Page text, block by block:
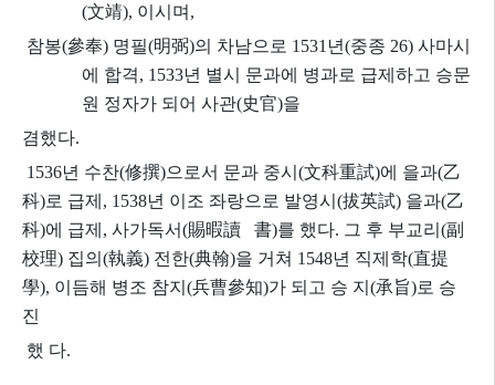
(文靖), 이시며,
참봉(參奉) 명필(明弼)의 차남으로 1531 년(중종 26) 사마시
에 합격, 1533년 별시 문과에 병과로 급제하고 승문
원 정자가 되어 사관(史官)을
겸했다.
1536년 수찬(修撰)으로서 문과 중시 (文科重試)에 을과(乙
科)로 급제 , 1538년 이조 좌랑으로 발영시 (拔英試) 을과(乙
科)에 급제 , 사가독서(賜暇讀 書)를 했다. 그 후 부교리 (副
校理) 집의 (執義) 전한(典翰)을 거쳐 1548년 직제학(直提
學), 이듬해 병조 참지 (兵曹參知)가 되고 승 지 (承旨)로 승
진
했 다.